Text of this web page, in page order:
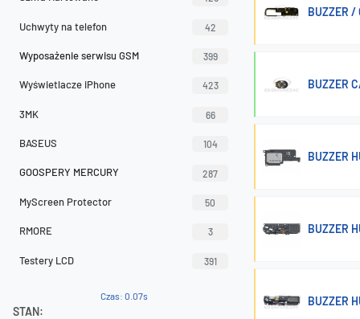
Uchwyty na telefon 42
Wyposażenie serwisu GSM 399
Wyświetlacze iPhone 423
3MK 66
BASEUS 104
GOOSPERY MERCURY 287
MyScreen Protector 50
RMORE 3
Testery LCD 391
Czas: 0.07s
STAN:
BUZZER /
BUZZER
BUZZER
BUZZER
BUZZER